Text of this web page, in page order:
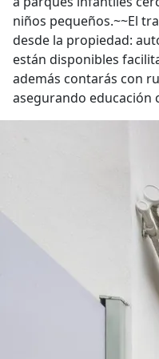
niños pequeños.~~El
desde la propiedad:
están disponibles
además contarás con
asegurando educación